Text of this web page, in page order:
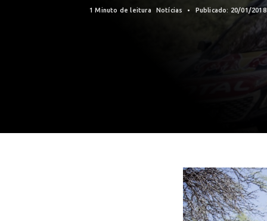
1 Minuto de leitura Notícias Publicado: 20/01/2018